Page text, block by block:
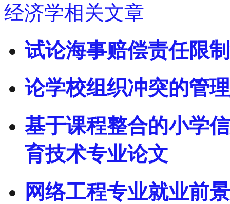
经济学相关文章
试论海事赔偿责任限
论学校组织冲突的管
基于课程整合的小学
育技术专业论文
网络工程专业就业前